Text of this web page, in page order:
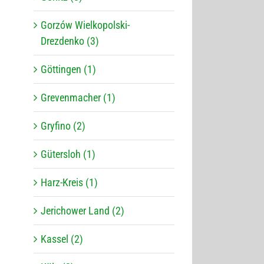
Gorzów Wielkopolski-
Drezdenko (3)
Göttingen (1)
Grevenmacher (1)
Gryfino (2)
Gütersloh (1)
Harz-Kreis (1)
Jerichower Land (2)
Kassel (2)